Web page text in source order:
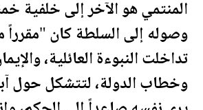
المنتمي هو الآخر إلى خلفية
وصوله إلى السلطة كان "مقرراً
تداخلت النبوءة العائلية،
وخطاب الدولة، لتتشكل حول